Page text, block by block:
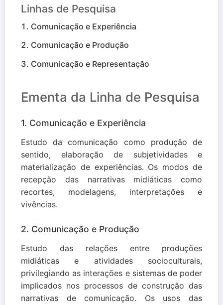
Linhas de Pesquisa
Comunicação e Experiência
Comunicação e Produção
Comunicação e Representação
Ementa da Linha de Pesquisa
1. Comunicação e Experiência
Estudo da comunicação como produção de
sentido, elaboração de subjetividades e
materialização de experiências. Os modos de
recepção das narrativas midiáticas como
recortes, modelagens, interpretações e
vivências.
2. Comunicação e Produção
Estudo das relações entre produções
midiáticas e atividades socioculturais,
privilegiando as interações e sistemas de poder
implicados nos processos de construção das
narrativas de comunicação. Os usos das